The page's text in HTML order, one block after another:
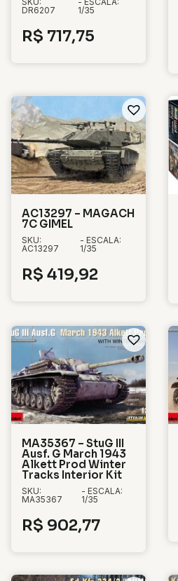
DR6207
1/35
R$ 717,75
AC13297 – MAGACH
7C GIMEL
SKU:
AC13297
- ESCALA:
1/35
R$ 419,92
MA35367 – StuG III
Ausf. G March 1943
Alkett Prod Winter
Tracks Interior Kit
SKU:
MA35367
- ESCALA:
1/35
R$ 902,77